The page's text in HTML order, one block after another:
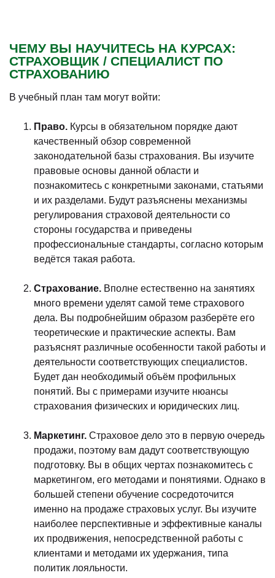
ЧЕМУ ВЫ НАУЧИТЕСЬ НА КУРСАХ:
СТРАХОВЩИК / СПЕЦИАЛИСТ ПО
СТРАХОВАНИЮ
В учебный план там могут войти:
Право. Курсы в обязательном порядке дают
качественный обзор современной
законодательной базы страхования. Вы изучите
правовые основы данной области и
познакомитесь с конкретными законами, статьями
и их разделами. Будут разъяснены механизмы
регулирования страховой деятельности со
стороны государства и приведены
профессиональные стандарты, согласно которым
ведётся такая работа.
Страхование. Вполне естественно на занятиях
много времени уделят самой теме страхового
дела. Вы подробнейшим образом разберёте его
теоретические и практические аспекты. Вам
разъяснят различные особенности такой работы и
деятельности соответствующих специалистов.
Будет дан необходимый объём профильных
понятий. Вы с примерами изучите нюансы
страхования физических и юридических лиц.
Маркетинг. Страховое дело это в первую очередь
продажи, поэтому вам дадут соответствующую
подготовку. Вы в общих чертах познакомитесь с
маркетингом, его методами и понятиями. Однако в
большей степени обучение сосредоточится
именно на продаже страховых услуг. Вы изучите
наиболее перспективные и эффективные каналы
их продвижения, непосредственной работы с
клиентами и методами их удержания, типа
политик лояльности.